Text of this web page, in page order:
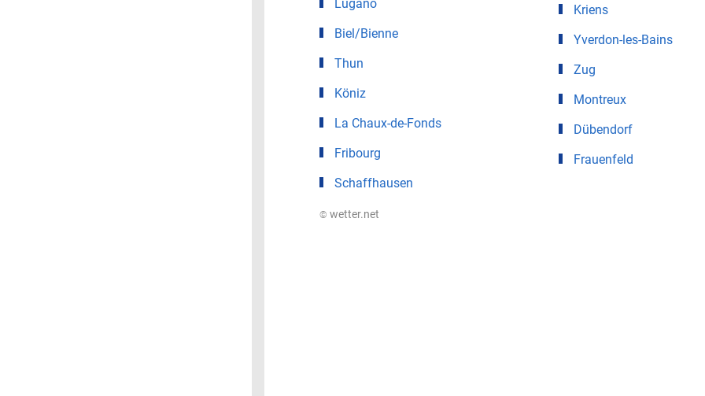
Lugano
Biel/Bienne
Thun
Köniz
La Chaux-de-Fonds
Fribourg
Schaffhausen
Kriens
Yverdon-les-Bains
Zug
Montreux
Dübendorf
Frauenfeld
© wetter.net